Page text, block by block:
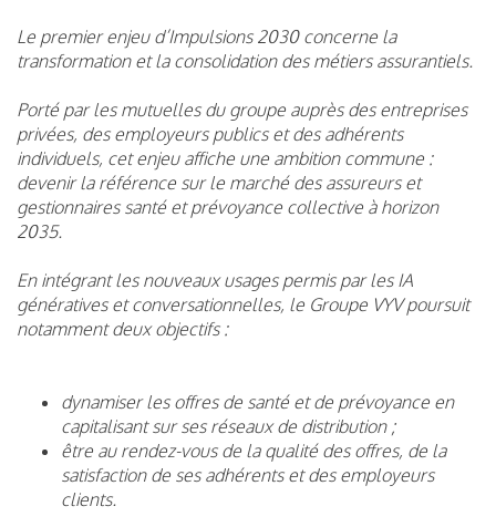
Le premier enjeu d’Impulsions 2030 concerne la
transformation et la consolidation des métiers assurantiels.
Porté par les mutuelles du groupe auprès des entreprises
privées, des employeurs publics et des adhérents
individuels, cet enjeu affiche une ambition commune :
devenir la référence sur le marché des assureurs et
gestionnaires santé et prévoyance collective à horizon
2035.
En intégrant les nouveaux usages permis par les IA
génératives et conversationnelles, le Groupe VYV poursuit
notamment deux objectifs :
dynamiser les offres de santé et de prévoyance en
capitalisant sur ses réseaux de distribution ;
être au rendez-vous de la qualité des offres, de la
satisfaction de ses adhérents et des employeurs
clients.